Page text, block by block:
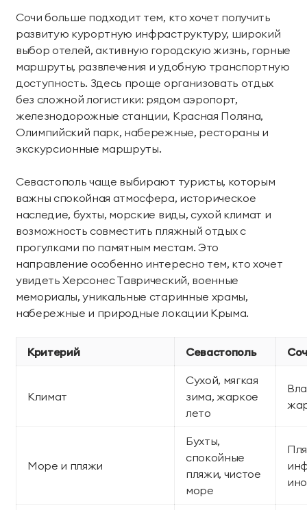
Сочи больше подходит тем, кто хочет получить
развитую курортную инфраструктуру, широкий
выбор отелей, активную городскую жизнь, горные
маршруты, развлечения и удобную транспортную
доступность. Здесь проще организовать отдых
без сложной логистики: рядом аэропорт,
железнодорожные станции, Красная Поляна,
Олимпийский парк, набережные, рестораны и
экскурсионные маршруты.
Севастополь чаще выбирают туристы, которым
важны спокойная атмосфера, историческое
наследие, бухты, морские виды, сухой климат и
возможность совместить пляжный отдых с
прогулками по памятным местам. Это
направление особенно интересно тем, кто хочет
увидеть Херсонес Таврический, военные
мемориалы, уникальные старинные храмы,
набережные и природные локации Крыма.
Критерий Севастополь
Климат
Сухой, мягкая
зима, жаркое
лето
Море и пляжи
Бухты,
спокойные
пляжи, чистое
море
Экскурсии
Экскурсии на
территории курорта
Экскурсии по Крыму
Групповые экскурсии